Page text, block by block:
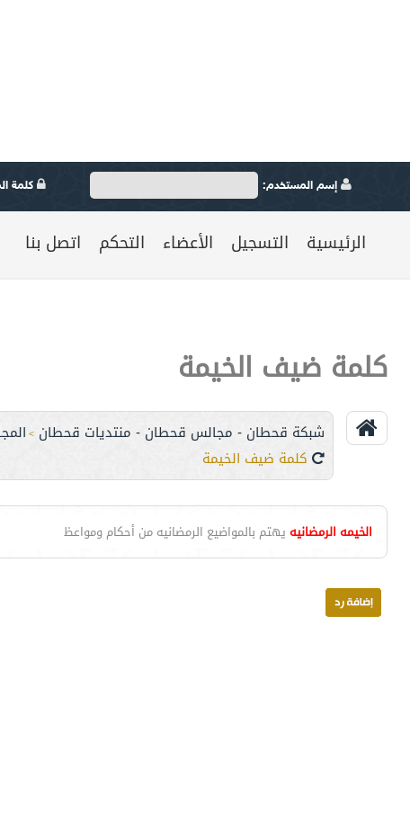
إسم المستخدم: كلمة
الرئيسية التسجيل الأعضاء التحكم اتصل بنا
كلمة ضيف الخيمة
شبكة قحطان - مجالس قحطان - منتديات قحطان >
كلمة ضيف الخيمة
الخيمه الرمضانيه يهتم بالمواضيع الرمضانيه من أحكام ومواعظ